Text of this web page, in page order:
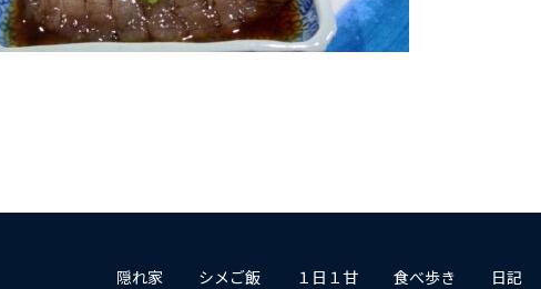
隠れ家 シメご飯 １日１甘 食べ歩き 日記